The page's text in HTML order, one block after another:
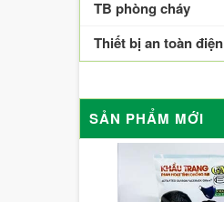
TB phòng cháy
Thiết bị an toàn điện
SẢN PHẨM MỚI